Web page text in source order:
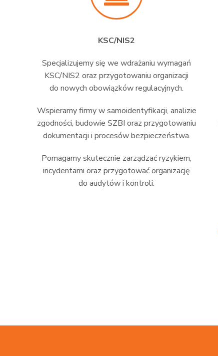
KSC/NIS2
Specjalizujemy się we wdrażaniu wymagań
KSC/NIS2 oraz przygotowaniu organizacji
do nowych obowiązków regulacyjnych.
Wspieramy firmy w samoidentyfikacji, analizie
zgodności, budowie SZBI oraz przygotowaniu
dokumentacji i procesów bezpieczeństwa.
Pomagamy skutecznie zarządzać ryzykiem,
incydentami oraz przygotować organizację
do audytów i kontroli.